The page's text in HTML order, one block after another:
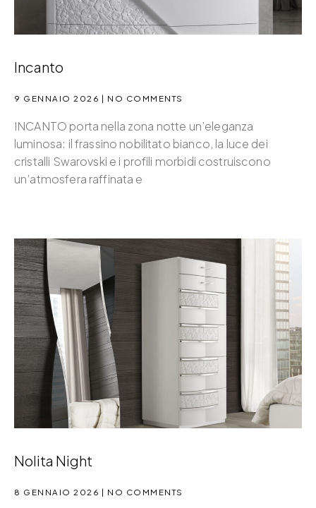
Incanto
9 GENNAIO 2026 NO COMMENTS
INCANTO porta nella zona notte un’eleganza
luminosa: il frassino nobilitato bianco, la luce dei
cristalli Swarovski e i profili morbidi costruiscono
un’atmosfera raffinata e
Nolita Night
8 GENNAIO 2026 NO COMMENTS